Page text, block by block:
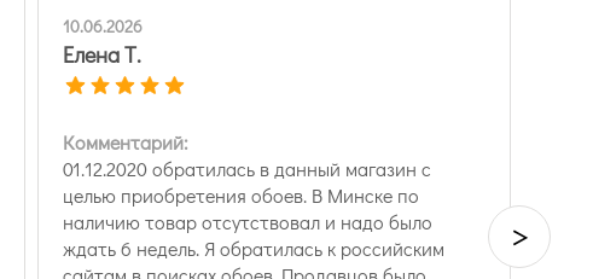
10.06.2026
Елена Т.
Комментарий:
01.12.2020 обратилась в данный магазин с
целью приобретения обоев. В Минске по
наличию товар отсутствовал и надо было
ждать 6 недель. Я обратилась к российским
>